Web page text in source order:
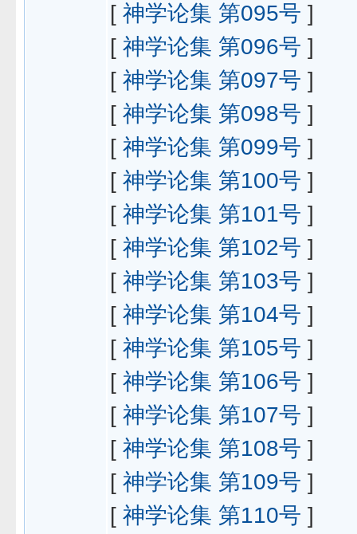
[ 神学论集 第095号 ]
[ 神学论集 第096号 ]
[ 神学论集 第097号 ]
[ 神学论集 第098号 ]
[ 神学论集 第099号 ]
[ 神学论集 第100号 ]
[ 神学论集 第101号 ]
[ 神学论集 第102号 ]
[ 神学论集 第103号 ]
[ 神学论集 第104号 ]
[ 神学论集 第105号 ]
[ 神学论集 第106号 ]
[ 神学论集 第107号 ]
[ 神学论集 第108号 ]
[ 神学论集 第109号 ]
[ 神学论集 第110号 ]